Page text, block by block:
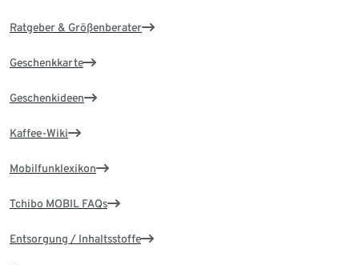
Ratgeber & Größenberater
Geschenkkarte
Geschenkideen
Kaffee-Wiki
Mobilfunklexikon
Tchibo MOBIL FAQs
Entsorgung / Inhaltsstoffe